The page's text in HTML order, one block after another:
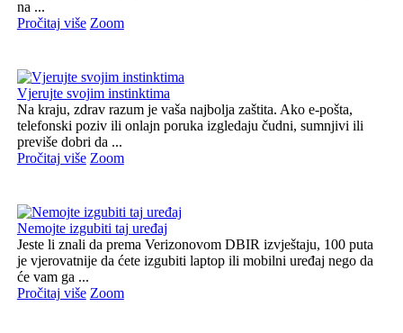
na ...
Pročitaj više Zoom
Vjerujte svojim instinktima
Na kraju, zdrav razum je vaša najbolja zaštita. Ako e-pošta,
telefonski poziv ili onlajn poruka izgledaju čudni, sumnjivi ili
previše dobri da ...
Pročitaj više Zoom
Nemojte izgubiti taj uređaj
Jeste li znali da prema Verizonovom DBIR izvještaju, 100 puta
je vjerovatnije da ćete izgubiti laptop ili mobilni uređaj nego da
će vam ga ...
Pročitaj više Zoom